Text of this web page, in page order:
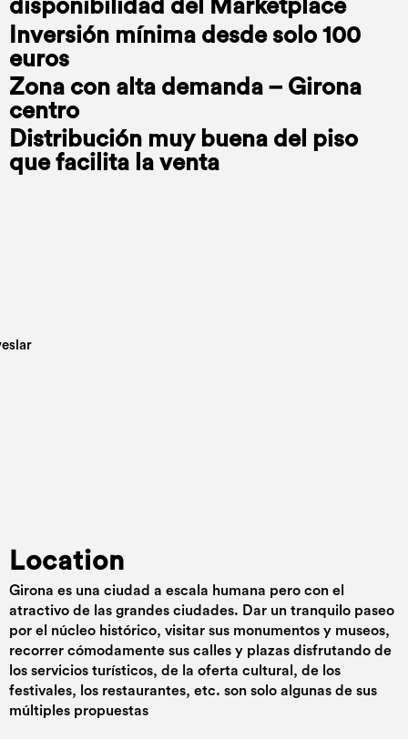
disponibilidad del Marketplace
Inversión mínima desde solo 100
euros
Zona con alta demanda – Girona
centro
Distribución muy buena del piso
que facilita la venta
Location
Girona es una ciudad a escala humana pero con el
atractivo de las grandes ciudades. Dar un tranquilo paseo
por el núcleo histórico, visitar sus monumentos y museos,
recorrer cómodamente sus calles y plazas disfrutando de
los servicios turísticos, de la oferta cultural, de los
festivales, los restaurantes, etc. son solo algunas de sus
múltiples propuestas